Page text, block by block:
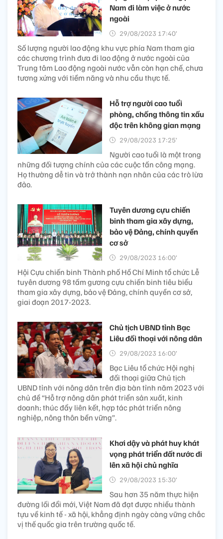
Nam đi làm việc ở nước
ngoài
29/08/2023 17:40’
Số lượng người lao động khu vực phía Nam tham gia
các chương trình đưa đi lao động ở nước ngoài của
Trung tâm Lao động ngoài nước vẫn còn hạn chế, chưa
tương xứng với tiềm năng và nhu cầu thực tế.
Hỗ trợ người cao tuổi
phòng, chống thông tin xấu
độc trên không gian mạng
29/08/2023 17:25’
Người cao tuổi là một trong
những đối tượng chính của các cuộc tấn công mạng.
Họ thường dễ tin và trở thành nạn nhân của các trò lừa
đảo.
Tuyên dương cựu chiến
binh tham gia xây dựng,
bảo vệ Đảng, chính quyền
cơ sở
29/08/2023 16:00’
Hội Cựu chiến binh Thành phố Hồ Chí Minh tổ chức Lễ
tuyên dương 98 tấm gương cựu chiến binh tiêu biểu
tham gia xây dựng, bảo vệ Đảng, chính quyền cơ sở,
giai đoạn 2017-2023.
Chủ tịch UBND tỉnh Bạc
Liêu đối thoại với nông dân
29/08/2023 16:00’
Bạc Liêu tổ chức Hội nghị
đối thoại giữa Chủ tịch
UBND tỉnh với nông dân trên địa bàn tỉnh năm 2023 với
chủ đề “Hỗ trợ nông dân phát triển sản xuất, kinh
doanh; thúc đẩy liên kết, hợp tác phát triển nông
nghiệp, nông thôn bền vững”.
Khơi dậy và phát huy khát
vọng phát triển đất nước đi
lên xã hội chủ nghĩa
29/08/2023 15:30’
Sau hơn 35 năm thực hiện
đường lối đổi mới, Việt Nam đã đạt được nhiều thành
tựu về kinh tế - xã hội, khẳng định ngày càng vững chắc
vị thế quốc gia trên trường quốc tế.